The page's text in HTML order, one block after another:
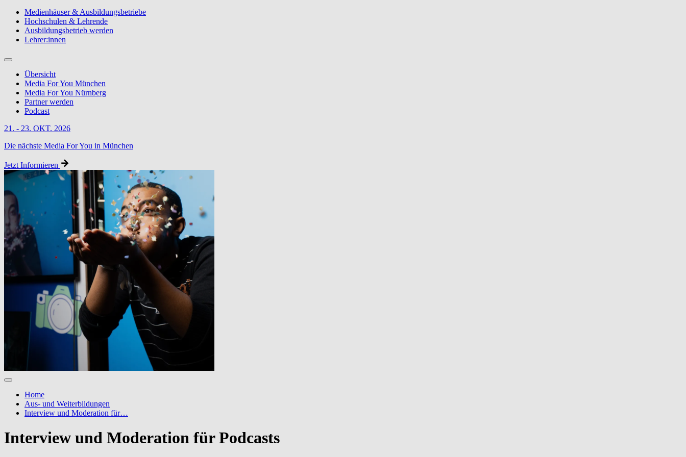
Medienhäuser & Ausbildungsbetriebe
Hochschulen & Lehrende
Ausbildungsbetrieb werden
Lehrer:innen
Übersicht
Media For You München
Media For You Nürnberg
Partner werden
Podcast
21. - 23. OKT. 2026
Die nächste Media For You in München
Jetzt Informieren
Home
Aus- und Weiterbildungen
Interview und Moderation für…
Interview und Moderation für Podcasts